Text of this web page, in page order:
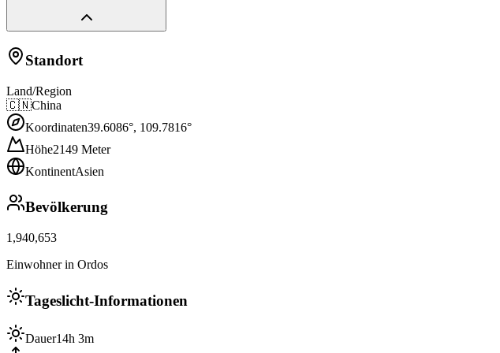
Standort
Land/Region
🇨🇳China
Koordinaten39.6086°, 109.7816°
Höhe2149 Meter
KontinentAsien
Bevölkerung
1,940,653
Einwohner in Ordos
Tageslicht-Informationen
Dauer14h 3m